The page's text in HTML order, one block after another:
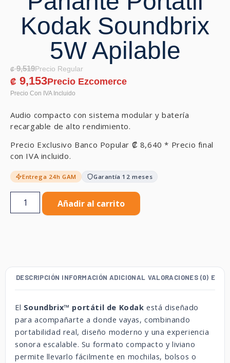
Kodak Soundbrix
5W Apilable
₡9,519
₡ 9,153
Audio compacto con sistema modular y batería
recargable de alto rendimiento.
Precio Exclusivo Banco Popular ₡ 8,640 * Precio final
con IVA incluido.
Entrega 24h GAM Garantía 12 meses
Añadir al carrito
DESCRIPCIÓN INFORMACIÓN ADICIONAL VALORACIONES (0)
El Soundbrix™ portátil de Kodak está diseñado
para acompañarte a donde vayas, combinando
portabilidad real, diseño moderno y una experiencia
sonora escalable. Su formato compacto y liviano
permite llevarlo fácilmente en mochilas, bolsos o